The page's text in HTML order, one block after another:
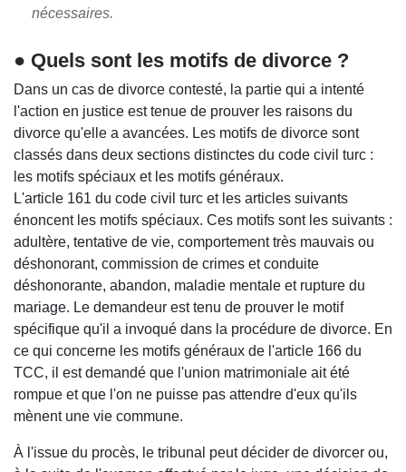
nécessaires.
● Quels sont les motifs de divorce ?
Dans un cas de divorce contesté, la partie qui a intenté
l'action en justice est tenue de prouver les raisons du
divorce qu'elle a avancées. Les motifs de divorce sont
classés dans deux sections distinctes du code civil turc :
les motifs spéciaux et les motifs généraux.
L'article 161 du code civil turc et les articles suivants
énoncent les motifs spéciaux. Ces motifs sont les suivants :
adultère, tentative de vie, comportement très mauvais ou
déshonorant, commission de crimes et conduite
déshonorante, abandon, maladie mentale et rupture du
mariage. Le demandeur est tenu de prouver le motif
spécifique qu'il a invoqué dans la procédure de divorce. En
ce qui concerne les motifs généraux de l'article 166 du
TCC, il est demandé que l'union matrimoniale ait été
rompue et que l'on ne puisse pas attendre d'eux qu'ils
mènent une vie commune.
À l'issue du procès, le tribunal peut décider de divorcer ou,